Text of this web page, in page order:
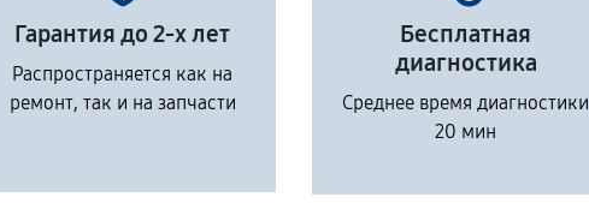
Гарантия до 2-х лет
Распространяется как на
ремонт, так и на запчасти
Бесплатная
диагностика
Среднее время диагностики
20 мин